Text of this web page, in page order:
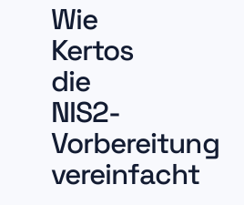
Wie
Kertos
die
NIS2-
Vorbereitung
vereinfacht